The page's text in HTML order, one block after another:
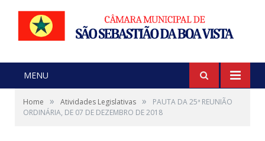
MENU
Home » Atividades Legislativas »
PAUTA DA 25ª REUNIÃO
ORDINÁRIA, DE 07 DE DEZEMBRO DE 2018